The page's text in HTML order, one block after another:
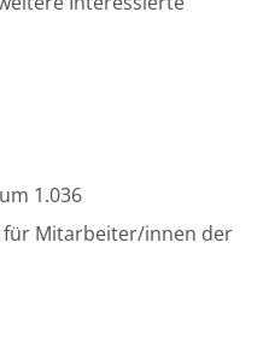
1.036
für Mitarbeiter/innen der